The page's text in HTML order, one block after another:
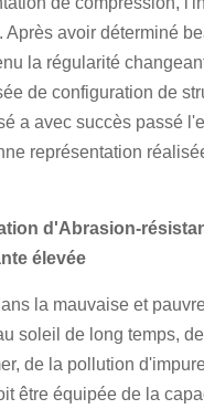
Après avoir déterminé
la régularité
de configuration de
a avec succès passé
représentation
d'Abrasion-
élevée
la mauvaise et
soleil de long temps,
de la pollution
être équipée de la